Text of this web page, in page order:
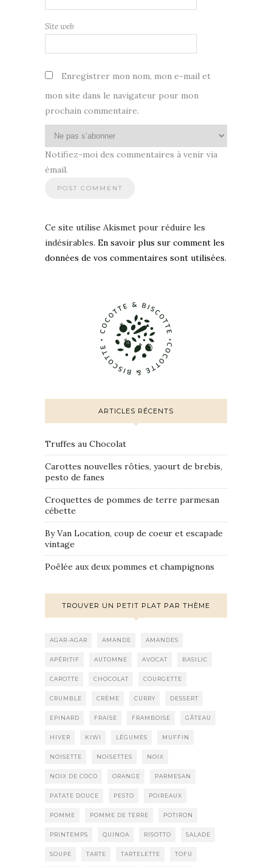
Site web
Enregistrer mon nom, mon e-mail et
mon site dans le navigateur pour mon
prochain commentaire.
Notifiez-moi des commentaires à venir via
émail.
Ce site utilise Akismet pour réduire les
indésirables. En savoir plus sur comment les
données de vos commentaires sont utilisées.
ARTICLES RÉCENTS
Truffes au Chocolat
Carottes nouvelles rôties, yaourt de brebis,
pesto de fanes
Croquettes de pommes de terre parmesan
cébette
By Van Location, coup de coeur et escapade
vintage
Poêlée aux deux pommes et champignons
TROUVER UN PETIT PLAT PAR THÈME
AGAR-AGAR AMANDE AMANDES
APÉRITIF AUTOMNE AVOCAT BASILIC
CAROTTE CHOCOLAT COURGETTE
CRUMBLE CRÈME CURRY DESSERT
EPINARD FRAISE FRAMBOISE GÂTEAU
HIVER KIWI LÉGUMES MUFFIN
NOISETTE NOISETTES NOIX
NOIX DE COCO ORANGE PARMESAN
PATATE DOUCE PESTO POIREAUX
POMME POMME DE TERRE POTIRON
PRINTEMPS QUINOA RISOTTO SALADE
SOUPE TARTE TARTELETTE TOFU